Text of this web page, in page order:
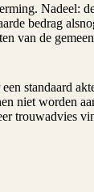
Nadeel:
bedrag
van de
standaard
worden
trouwadvies